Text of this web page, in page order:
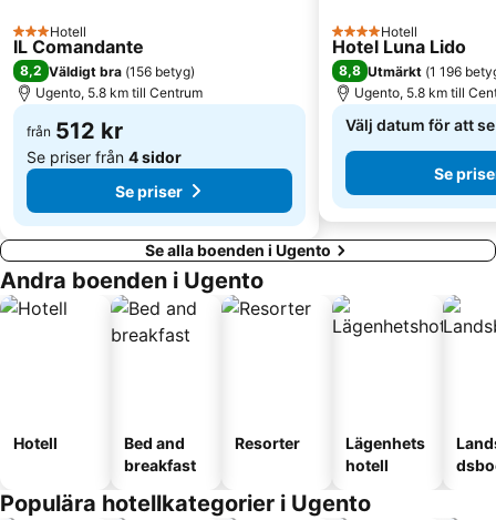
3 Stjärnor
Hotell
IL Comandante
8,2 Väldigt bra (156 betyg)
Ugento, 5.8 km till Centrum
från 512 kr
Se priser från 4 sidor
Se priser
4 Stjärnor
Hotell
Hotel Luna Lido
8,8 Utmärkt (1 196
Ugento, 5.8 km till
Välj datum för att
Se
Se alla boenden i Ugento
Andra boenden i Ugento
Hotell
Bed and
breakfast
Resorter
Lägenhets
hotell
Populära hotellkategorier i Ugento